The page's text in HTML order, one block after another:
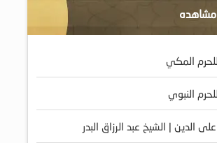
مشاهده
المكي
النبوي
الدين | الشيخ عبد الرزاق البدر